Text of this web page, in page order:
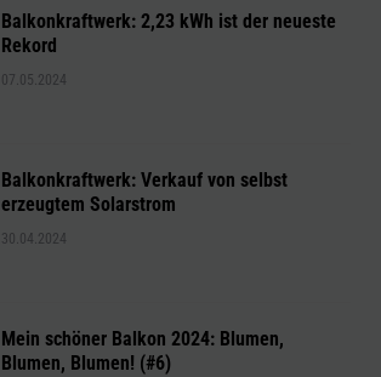
Balkonkraftwerk: 2,23 kWh ist der neueste
Rekord
07.05.2024
Balkonkraftwerk: Verkauf von selbst
erzeugtem Solarstrom
30.04.2024
Mein schöner Balkon 2024: Blumen,
Blumen, Blumen! (#6)